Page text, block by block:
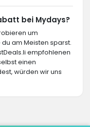
bei Mydays?
um
am Meisten sparst.
empfohlenen
einen
würden wir uns